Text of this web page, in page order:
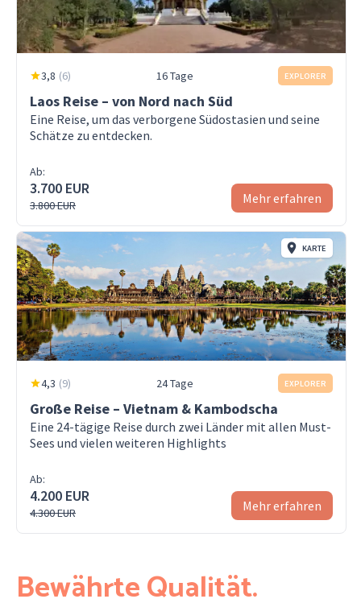
3,8 (6) 16 Tage EXPLORER
Laos Reise – von Nord nach Süd
Eine Reise, um das verborgene Südostasien und seine
Schätze zu entdecken.
Ab:
3.700 EUR
3.800 EUR Mehr erfahren
KARTE
4,3 (9) 24 Tage EXPLORER
Große Reise – Vietnam & Kambodscha
Eine 24-tägige Reise durch zwei Länder mit allen Must-
Sees und vielen weiteren Highlights
Ab:
4.200 EUR
4.300 EUR Mehr erfahren
Bewährte Qualität.